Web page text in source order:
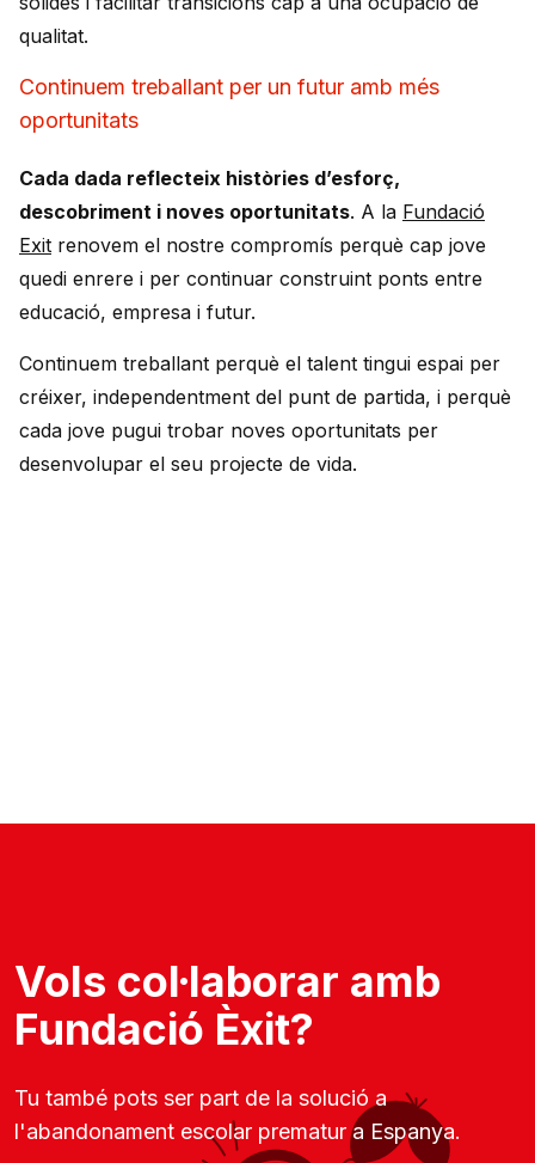
qualitat.
Continuem treballant per un futur amb més
oportunitats
Cada dada reflecteix històries d’esforç,
descobriment i noves oportunitats. A la Fundació
Exit renovem el nostre compromís perquè cap jove
quedi enrere i per continuar construint ponts entre
educació, empresa i futur.
Continuem treballant perquè el talent tingui espai per
créixer, independentment del punt de partida, i perquè
cada jove pugui trobar noves oportunitats per
desenvolupar el seu projecte de vida.
Vols col·laborar amb
Fundació Èxit?
Tu també pots ser part de la solució a
l'abandonament escolar prematur a Espanya.